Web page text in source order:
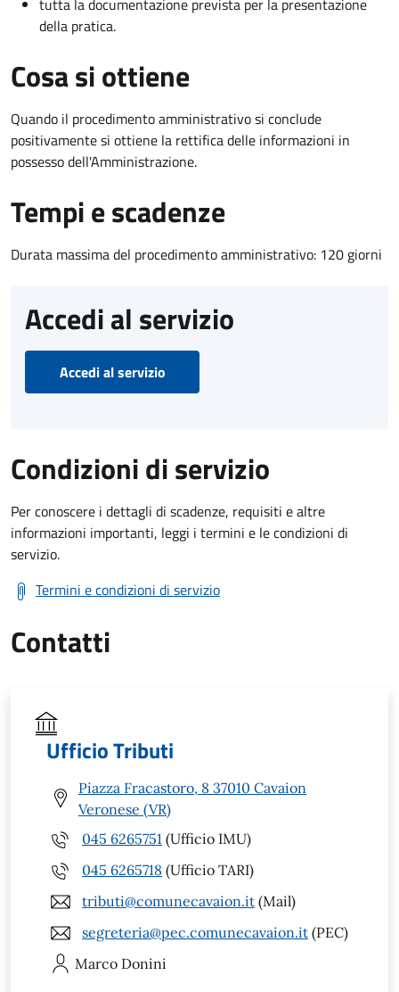
tutta la documentazione prevista per la presentazione
della pratica.
Cosa si ottiene
Quando il procedimento amministrativo si conclude
positivamente si ottiene la rettifica delle informazioni in
possesso dell'Amministrazione.
Tempi e scadenze
Durata massima del procedimento amministrativo: 120 giorni
Accedi al servizio
Accedi al servizio
Condizioni di servizio
Per conoscere i dettagli di scadenze, requisiti e altre
informazioni importanti, leggi i termini e le condizioni di
servizio.
Termini e condizioni di servizio
Contatti
Ufficio Tributi
Piazza Fracastoro, 8 37010 Cavaion
Veronese (VR)
045 6265751 (Ufficio IMU)
045 6265718 (Ufficio TARI)
tributi@comunecavaion.it (Mail)
segreteria@pec.comunecavaion.it (PEC)
Marco Donini